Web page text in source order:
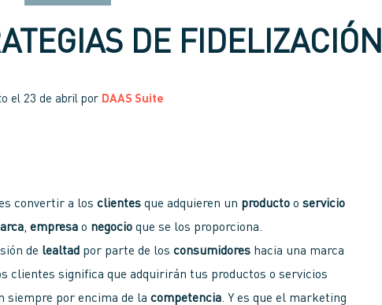
DE FIDELIZACIÓN
el 23 de abril por DAAS Suite
convertir a losclientes que adquieren un producto oservicio
,empresao negocio que se los proporciona.
de lealtad por parte de losconsumidores hacia una marca
clientes significa que adquirirán tus productos o servicios
siempre por encima de lacompetencia. Y es que el marketing